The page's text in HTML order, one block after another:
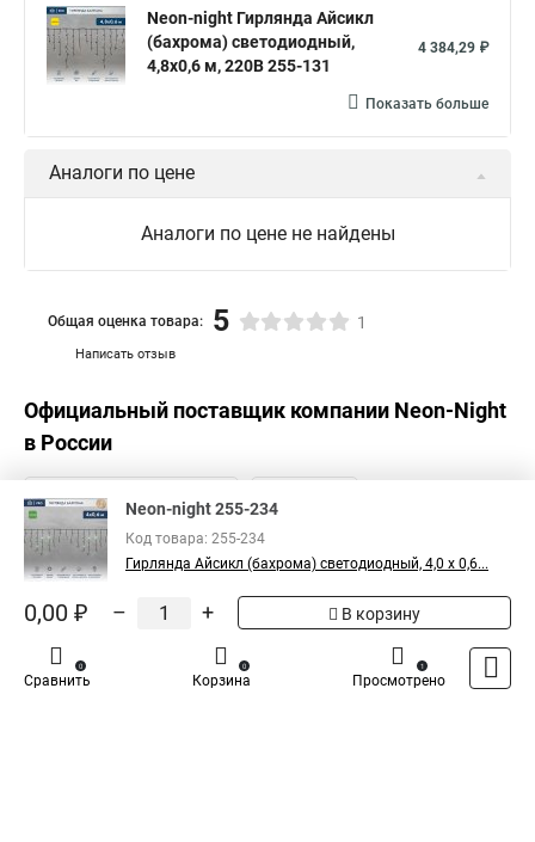
Neon-night Гирлянда Айсикл
(бахрома) светодиодный,
4,8х0,6 м, 220В 255-131
4 384,29 ₽
Показать больше
Аналоги по цене
Аналоги по цене не найдены
Написать отзыв
Общая оценка товара: 5 1
Официальный поставщик компании Neon-Night
в России
Neon-night 255-234
Код товара: 255-234
Гирлянда Айсикл (бахрома) светодиодный, 4,0 х 0,6...
0,00 ₽ – + В корзину
Сравнить
0
Корзина
0
Просмотрено
1